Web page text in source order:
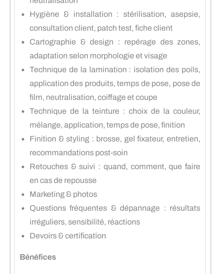
Hygiène & installation : stérilisation, asepsie,
consultation client, patch test, fiche client
Cartographie & design : repérage des zones,
adaptation selon morphologie et visage
Technique de la lamination : isolation des poils,
application des produits, temps de pose, pose de
film, neutralisation, coiffage et coupe
Technique de la teinture : choix de la couleur,
mélange, application, temps de pose, finition
Finition & styling : brosse, gel fixateur, entretien,
recommandations post-soin
Retouches & suivi : quand, comment, que faire
en cas de repousse
Marketing & photos
Questions fréquentes & dépannage : résultats
irréguliers, sensibilité, réactions
Devoirs & certification
Bénéfices